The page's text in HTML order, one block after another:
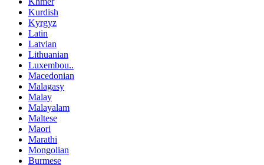
Kurdish
Kyrgyz
Latin
Latvian
Lithuanian
Luxembou..
Macedonian
Malagasy
Malay
Malayalam
Maltese
Maori
Marathi
Mongolian
Burmese